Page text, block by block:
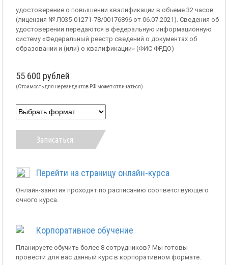
удостоверение о повышении квалификации в объеме 32 часов
(лицензия № Л035-01271-78/00176896 от 06.07.2021). Сведения об
удостоверении передаются в федеральную информационную
систему «Федеральный реестр сведений о документах об
образовании и (или) о квалификации» (ФИС ФРДО)
55 600 рублей
(Стоимость для нерезидентов РФ может отличаться)
Записаться
Перейти на страницу онлайн-курса
Онлайн-занятия проходят по расписанию соответствующего
очного курса.
Корпоративное обучение
Планируете обучить более 8 сотрудников? Мы готовы
провести для вас данный курс в корпоративном формате.